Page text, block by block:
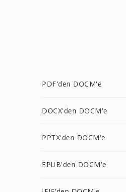
PDF'den DOCM'e
DOCX'den DOCM'e
PPTX'den DOCM'e
EPUB'den DOCM'e